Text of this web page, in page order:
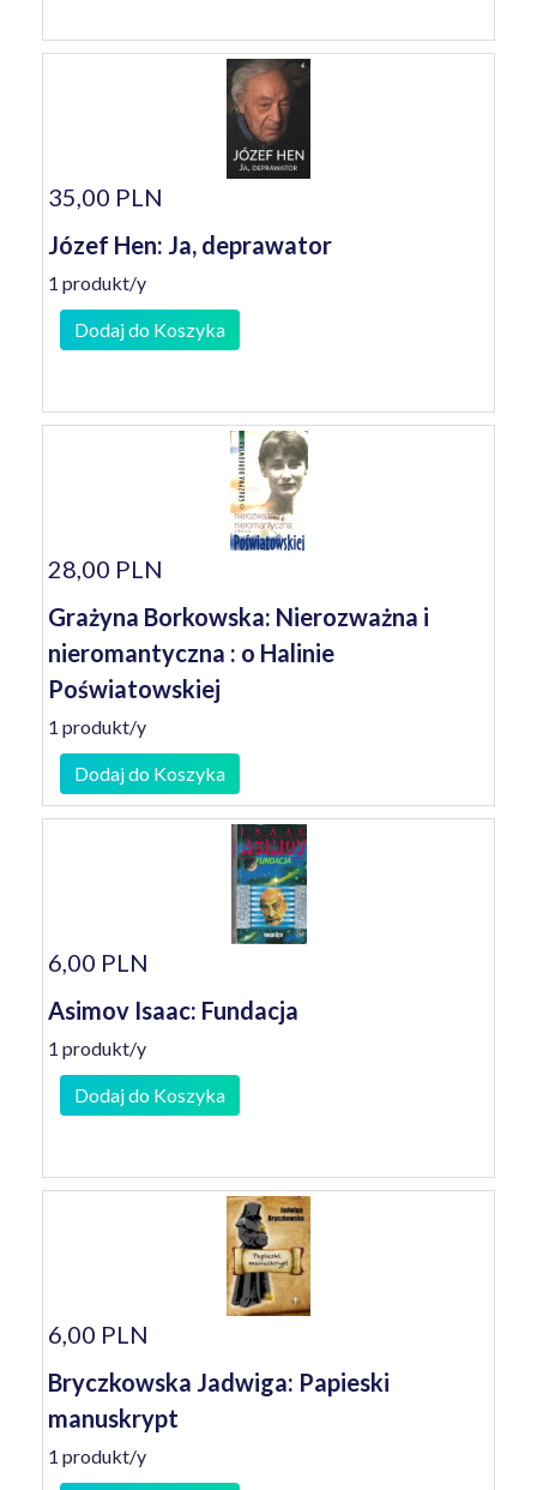
35,00 PLN
Józef Hen: Ja, deprawator
1 produkt/y
Dodaj do Koszyka
28,00 PLN
Grażyna Borkowska: Nierozważna i
nieromantyczna : o Halinie
Poświatowskiej
1 produkt/y
Dodaj do Koszyka
6,00 PLN
Asimov Isaac: Fundacja
1 produkt/y
Dodaj do Koszyka
6,00 PLN
Bryczkowska Jadwiga: Papieski
manuskrypt
1 produkt/y